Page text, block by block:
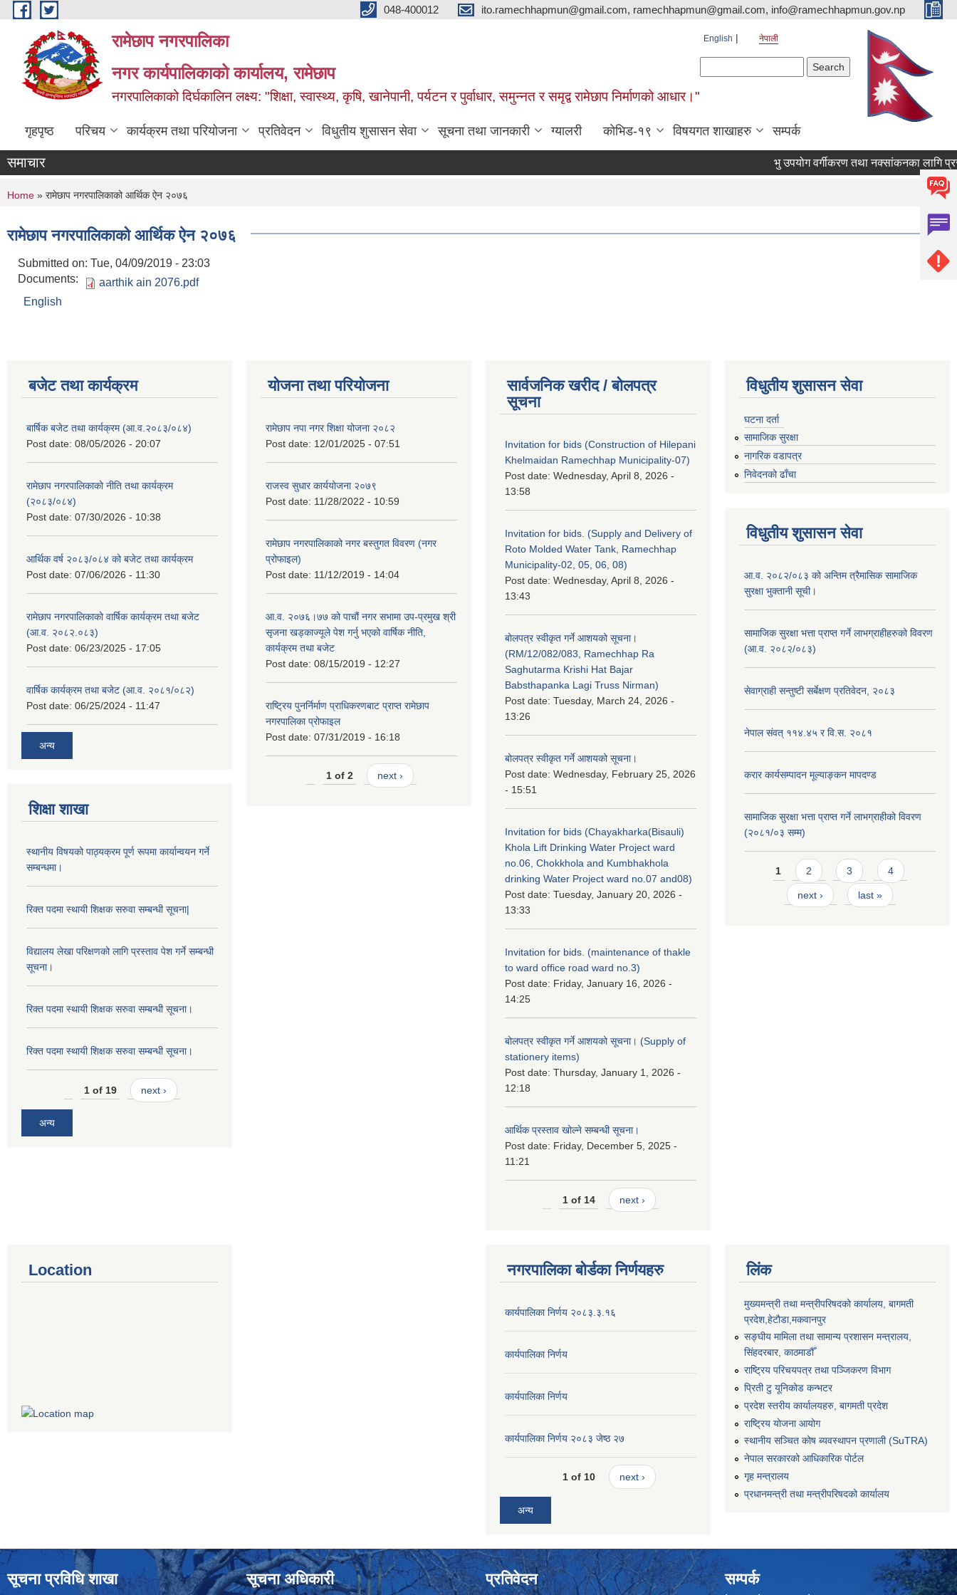
Skip to main content 048-400012 ito.ramechhapmun@gmail.com, ramechhapmun@gmail.com, info@ramechhapmun.gov.np
रामेछाप नगरपालिका
नगर कार्यपालिकाको कार्यालय, रामेछाप
नगरपालिकाको दिर्घकालिन लक्ष्य: "शिक्षा, स्वास्थ्य, कृषि, खानेपानी, पर्यटन र पुर्वाधार, समुन्नत र समृद्व रामेछाप निर्माणको आधार।"
English नेपाली
गृहपृष्ठ परिचय कार्यक्रम तथा परियोजना प्रतिवेदन विधुतीय शुसासन सेवा सूचना तथा जानकारी ग्यालरी कोभिड-१९ विषयगत शाखाहरु सम्पर्क
समाचार भु उपयोग वर्गीकरण तथा नक्सांकनका लागि
You are here
Home » रामेछाप नगरपालिकाको आर्थिक ऐन २०७६
रामेछाप नगरपालिकाको आर्थिक ऐन २०७६
Submitted on: Tue, 04/09/2019 - 23:03
Documents:
aarthik ain 2076.pdf
English
बजेट तथा कार्यक्रम
बार्षिक बजेट तथा कार्यक्रम (आ.व.२०८३/०८४)
Post date: 08/05/2026 - 20:07
रामेछाप नगरपालिकाको नीति तथा कार्यक्रम
(२०८३/०८४)
Post date: 07/30/2026 - 10:38
आर्थिक वर्ष २०८३/०८४ को बजेट तथा कार्यक्रम
Post date: 07/06/2026 - 11:30
रामेछाप नगरपालिकाको वार्षिक कार्यक्रम तथा बजेट
(आ.व. २०८२.०८३)
Post date: 06/23/2025 - 17:05
वार्षिक कार्यक्रम तथा बजेट (आ.व. २०८१/०८२)
Post date: 06/25/2024 - 11:47
अन्य
शिक्षा शाखा
स्थानीय विषयको पाठ्यक्रम पूर्ण रूपमा कार्यान्वयन गर्ने
सम्बन्धमा।
रिक्त पदमा स्थायी शिक्षक सरुवा सम्बन्धी सूचना|
विद्यालय लेखा परिक्षणको लागि प्रस्ताव पेश गर्ने सम्बन्धी
सूचना।
रिक्त पदमा स्थायी शिक्षक सरुवा सम्बन्धी सूचना।
रिक्त पदमा स्थायी शिक्षक सरुवा सम्बन्धी सूचना।
1 of 19 next ›
अन्य
योजना तथा परियोजना
रामेछाप नपा नगर शिक्षा योजना २०८२
Post date: 12/01/2025 - 07:51
राजस्व सुधार कार्ययोजना २०७९
Post date: 11/28/2022 - 10:59
रामेछाप नगरपालिकाको नगर बस्तुगत विवरण (नगर
प्रोफाइल)
Post date: 11/12/2019 - 14:04
आ.व. २०७६।७७ को पाचौं नगर सभामा उप-प्रमुख श्री
सृजना खड्काज्यूले पेश गर्नु भएको वार्षिक नीति,
कार्यक्रम तथा बजेट
Post date: 08/15/2019 - 12:27
राष्ट्रिय पुनर्निर्माण प्राधिकरणबाट प्राप्त रामेछाप
नगरपालिका प्रोफाइल
Post date: 07/31/2019 - 16:18
1 of 2 next ›
सार्वजनिक खरीद / बोलपत्र
सूचना
Invitation for bids (Construction of Hilepani
Khelmaidan Ramechhap Municipality-07)
Post date: Wednesday, April 8, 2026 -
13:58
Invitation for bids. (Supply and Delivery of
Roto Molded Water Tank, Ramechhap
Municipality-02, 05, 06, 08)
Post date: Wednesday, April 8, 2026 -
13:43
बोलपत्र स्वीकृत गर्ने आशयको सूचना।
(RM/12/082/083, Ramechhap Ra
Saghutarma Krishi Hat Bajar
Babsthapanka Lagi Truss Nirman)
Post date: Tuesday, March 24, 2026 -
13:26
बोलपत्र स्वीकृत गर्ने आशयको सूचना।
Post date: Wednesday, February 25, 2026
- 15:51
Invitation for bids (Chayakharka(Bisauli)
Khola Lift Drinking Water Project ward
no.06, Chokkhola and Kumbhakhola
drinking Water Project ward no.07 and08)
Post date: Tuesday, January 20, 2026 -
13:33
Invitation for bids. (maintenance of thakle
to ward office road ward no.3)
Post date: Friday, January 16, 2026 -
14:25
बोलपत्र स्वीकृत गर्ने आशयको सूचना। (Supply of
stationery items)
Post date: Thursday, January 1, 2026 -
12:18
आर्थिक प्रस्ताव खोल्ने सम्बन्धी सूचना।
Post date: Friday, December 5, 2025 -
11:21
1 of 14 next ›
विधुतीय शुसासन सेवा
घटना दर्ता
सामाजिक सुरक्षा
नागरिक वडापत्र
निवेदनको ढाँचा
विधुतीय शुसासन सेवा
आ.व. २०८२/०८३ को अन्तिम त्रैमासिक सामाजिक
सुरक्षा भुक्तानी सूची।
सामाजिक सुरक्षा भत्ता प्राप्त गर्ने लाभग्राहीहरुको विवरण
(आ.व. २०८२/०८३)
सेवाग्राही सन्तुष्टी सर्बेक्षण प्रतिवेदन, २०८३
नेपाल संवत् ११४.४५ र वि.स. २०८१
करार कार्यसम्पादन मूल्याङ्कन मापदण्ड
सामाजिक सुरक्षा भत्ता प्राप्त गर्ने लाभग्राहीको विवरण
(२०८१/०३ सम्म)
Pages
1 2 3 4
next › last »
Location नगरपालिका बोर्डका निर्णयहरु
कार्यपालिका निर्णय २०८३.३.१६
कार्यपालिका निर्णय
कार्यपालिका निर्णय
कार्यपालिका निर्णय २०८३ जेष्ठ २७
1 of 10 next ›
अन्य
लिंक
मुख्यमन्त्री तथा मन्त्रीपरिषदको कार्यालय, बागमती
प्रदेश,हेटाैडा,मकवानपुर
सङ्‍घीय मामिला तथा सामान्य प्रशासन मन्त्रालय,
सिंहदरबार, काठमाडौँ
राष्ट्रिय परिचयपत्र तथा पञ्जिकरण विभाग
प्रिती टु यूनिकोड कन्भटर
प्रदेश स्तरीय कार्यालयहरु, बागमती प्रदेश
राष्ट्रिय योजना आयोग
स्थानीय सञ्चित कोष ब्यवस्थापन प्रणाली (SuTRA)
नेपाल सरकारको आधिकारिक पोर्टल
गृह मन्त्रालय
प्रधानमन्त्री तथा मन्त्रीपरिषदको कार्यालय
सूचना प्रविधि शाखा सूचना अधिकारी प्रतिवेदन सम्पर्क